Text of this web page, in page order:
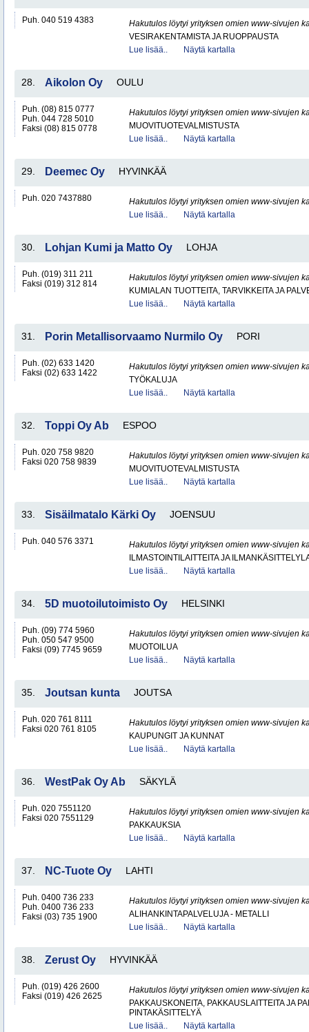
Puh. 040 519 4383
Hakutulos löytyi yrityksen omien www-sivujen
VESIRAKENTAMISTA JA RUOPPAUSTA
Lue lisää..
Näytä kartalla
28. Aikolon Oy OULU
Puh. (08) 815 0777
Puh. 044 728 5010
Faksi (08) 815 0778
Hakutulos löytyi yrityksen omien www-sivujen
MUOVITUOTEVALMISTUSTA
Lue lisää..
Näytä kartalla
29. Deemec Oy HYVINKÄÄ
Puh. 020 7437880
Hakutulos löytyi yrityksen omien www-sivujen
Lue lisää..
Näytä kartalla
30. Lohjan Kumi ja Matto Oy LOHJA
Puh. (019) 311 211
Faksi (019) 312 814
Hakutulos löytyi yrityksen omien www-sivujen
KUMIALAN TUOTTEITA, TARVIKKEITA JA
Lue lisää..
Näytä kartalla
31. Porin Metallisorvaamo Nurmilo Oy PORI
Puh. (02) 633 1420
Faksi (02) 633 1422
Hakutulos löytyi yrityksen omien www-sivujen
TYÖKALUJA
Lue lisää..
Näytä kartalla
32. Toppi Oy Ab ESPOO
Puh. 020 758 9820
Faksi 020 758 9839
Hakutulos löytyi yrityksen omien www-sivujen
MUOVITUOTEVALMISTUSTA
Lue lisää..
Näytä kartalla
33. Sisäilmatalo Kärki Oy JOENSUU
Puh. 040 576 3371
Hakutulos löytyi yrityksen omien www-sivujen
ILMASTOINTILAITTEITA JA
Lue lisää..
Näytä kartalla
34. 5D muotoilutoimisto Oy HELSINKI
Puh. (09) 774 5960
Puh. 050 547 9500
Faksi (09) 7745 9659
Hakutulos löytyi yrityksen omien www-sivujen
MUOTOILUA
Lue lisää..
Näytä kartalla
35. Joutsan kunta JOUTSA
Puh. 020 761 8111
Faksi 020 761 8105
Hakutulos löytyi yrityksen omien www-sivujen
KAUPUNGIT JA KUNNAT
Lue lisää..
Näytä kartalla
36. WestPak Oy Ab SÄKYLÄ
Puh. 020 7551120
Faksi 020 7551129
Hakutulos löytyi yrityksen omien www-sivujen
PAKKAUKSIA
Lue lisää..
Näytä kartalla
37. NC-Tuote Oy LAHTI
Puh. 0400 736 233
Puh. 0400 736 233
Faksi (03) 735 1900
Hakutulos löytyi yrityksen omien www-sivujen
ALIHANKINTAPALVELUJA - METALLI
Lue lisää..
Näytä kartalla
38. Zerust Oy HYVINKÄÄ
Puh. (019) 426 2600
Faksi (019) 426 2625
Hakutulos löytyi yrityksen omien www-sivujen
PAKKAUSKONEITA, PAKKAUSLAITTEITA JA
PINTAKÄSITTELYÄ
Lue lisää..
Näytä kartalla